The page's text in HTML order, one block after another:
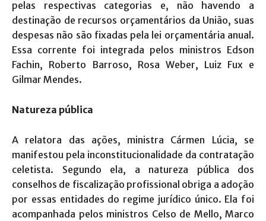
pelas respectivas categorias e, não havendo a
destinação de recursos orçamentários da União, suas
despesas não são fixadas pela lei orçamentária anual.
Essa corrente foi integrada pelos ministros Edson
Fachin, Roberto Barroso, Rosa Weber, Luiz Fux e
Gilmar Mendes.
Natureza pública
A relatora das ações, ministra Cármen Lúcia, se
manifestou pela inconstitucionalidade da contratação
celetista. Segundo ela, a natureza pública dos
conselhos de fiscalização profissional obriga a adoção
por essas entidades do regime jurídico único. Ela foi
acompanhada pelos ministros Celso de Mello, Marco